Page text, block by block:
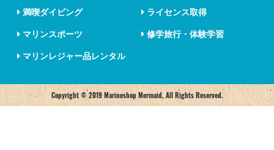
満喫ダイビング ライセンス取得
マリンスポーツ 修学旅行・体験学習
マリンレジャー品レンタル
Copyright © 2019 Marineshop Mermaid, All Rights Reserved.